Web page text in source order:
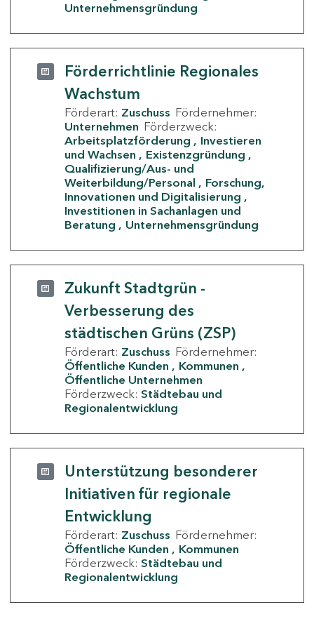
Unternehmensgründung
Förderrichtlinie Regionales
Wachstum
Förderart: Zuschuss Fördernehmer:
Unternehmen Förderzweck:
Arbeitsplatzförderung
Investieren
und Wachsen
Existenzgründung
Qualifizierung/Aus- und
Weiterbildung/Personal
Forschung,
Innovationen und Digitalisierung
Investitionen in Sachanlagen und
Beratung
Unternehmensgründung
Zukunft Stadtgrün -
Verbesserung des
städtischen Grüns (ZSP)
Förderart: Zuschuss Fördernehmer:
Öffentliche Kunden
Kommunen
Öffentliche Unternehmen
Förderzweck: Städtebau und
Regionalentwicklung
Unterstützung besonderer
Initiativen für regionale
Entwicklung
Förderart: Zuschuss Fördernehmer:
Öffentliche Kunden
Kommunen
Förderzweck: Städtebau und
Regionalentwicklung